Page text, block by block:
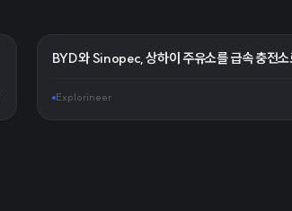
BYD와 Sinopec, 상하이 주유소를 급속 충전소
Explorineer